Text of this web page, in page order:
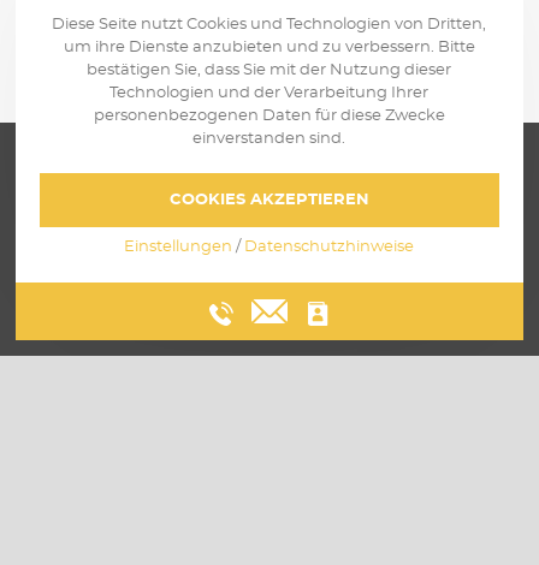
Über uns
Leistungen
Diese Seite nutzt Cookies und Technologien von Dritten,
um ihre Dienste anzubieten und zu verbessern. Bitte
bestätigen Sie, dass Sie mit der Nutzung dieser
Technologien und der Verarbeitung Ihrer
personenbezogenen Daten für diese Zwecke
einverstanden sind.
COOKIES AKZEPTIEREN
Einstellungen / Datenschutzhinweise